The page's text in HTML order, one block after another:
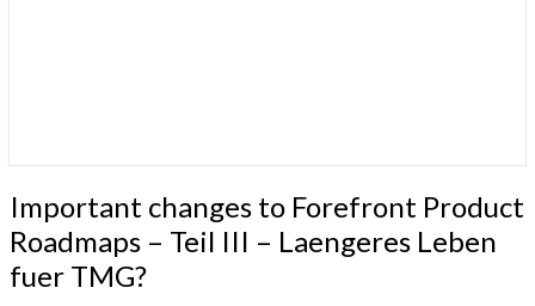
Important
changes
to
Forefront
Important changes to Forefront Product
Roadmaps – Teil III – Laengeres Leben
fuer TMG?